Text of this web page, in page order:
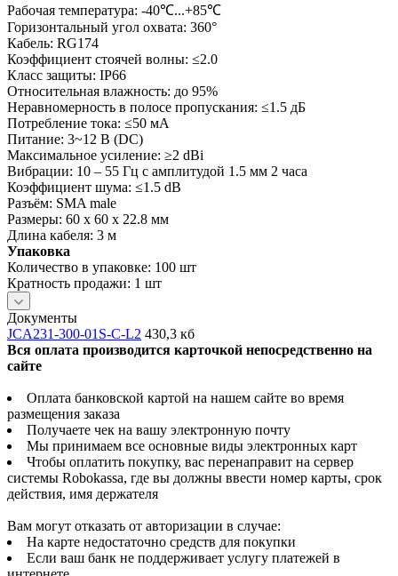
Рабочая температура: -40℃...+85℃
Горизонтальный угол охвата: 360°
Кабель: RG174
Коэффициент стоячей волны: ≤2.0
Класс защиты: IP66
Относительная влажность: до 95%
Неравномерность в полосе пропускания: ≤1.5 дБ
Потребление тока: ≤50 мА
Питание: 3~12 В (DC)
Максимальное усиление: ≥2 dBi
Вибрации: 10 – 55 Гц с амплитудой 1.5 мм 2 часа
Коэффициент шума: ≤1.5 dB
Разъём: SMA male
Размеры: 60 х 60 х 22.8 мм
Длина кабеля: 3 м
Упаковка
Количество в упаковке: 100 шт
Кратность продажи: 1 шт
Документы
JCA231-300-01S-C-L2 430,3 кб
Вся оплата производится карточкой непосредственно на
сайте
Оплата банковской картой на нашем сайте во время
размещения заказа
Получаете чек на вашу электронную почту
Мы принимаем все основные виды электронных карт
Чтобы оплатить покупку, вас перенаправит на сервер
системы Robokassa, где вы должны ввести номер карты, срок
действия, имя держателя
Вам могут отказать от авторизации в случае:
На карте недостаточно средств для покупки
Если ваш банк не поддерживает услугу платежей в